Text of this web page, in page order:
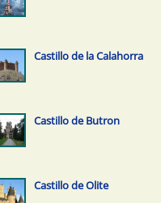
Castillo de la Calahorra
Castillo de Butron
Castillo de Olite